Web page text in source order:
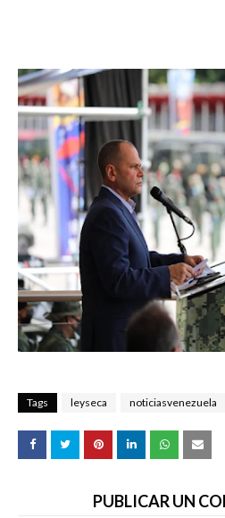
Tags leyseca noticiasvenezuela
PUBLICAR UN